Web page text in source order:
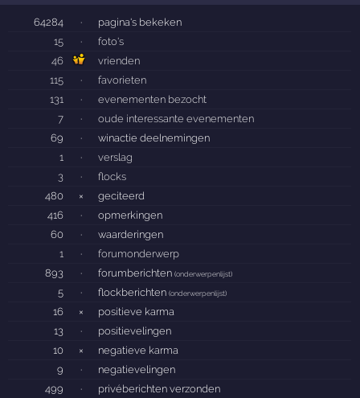
64284 ·
pagina's bekeken
15
·
foto's
46
vrienden
115
·
favorieten
131
·
evenementen bezocht
7
·
oude interessante evenementen
69
·
winactie deelnemingen
1
·
verslag
3
·
flocks
480
×
geciteerd
416
·
opmerkingen
60
·
waarderingen
1
·
forumonderwerp
893
· forumberichten(onderwerpenlijst)
5 · flockberichten(onderwerpenlijst)
16 ×
positieve karma
13
·
positievelingen
10
×
negatieve karma
9
·
negatievelingen
499
· privéberichten verzonden